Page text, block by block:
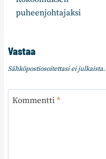
puheenjohtajaksi
Vastaa
Sähköpostiosoitettasi ei julkaista.
Kommentti*